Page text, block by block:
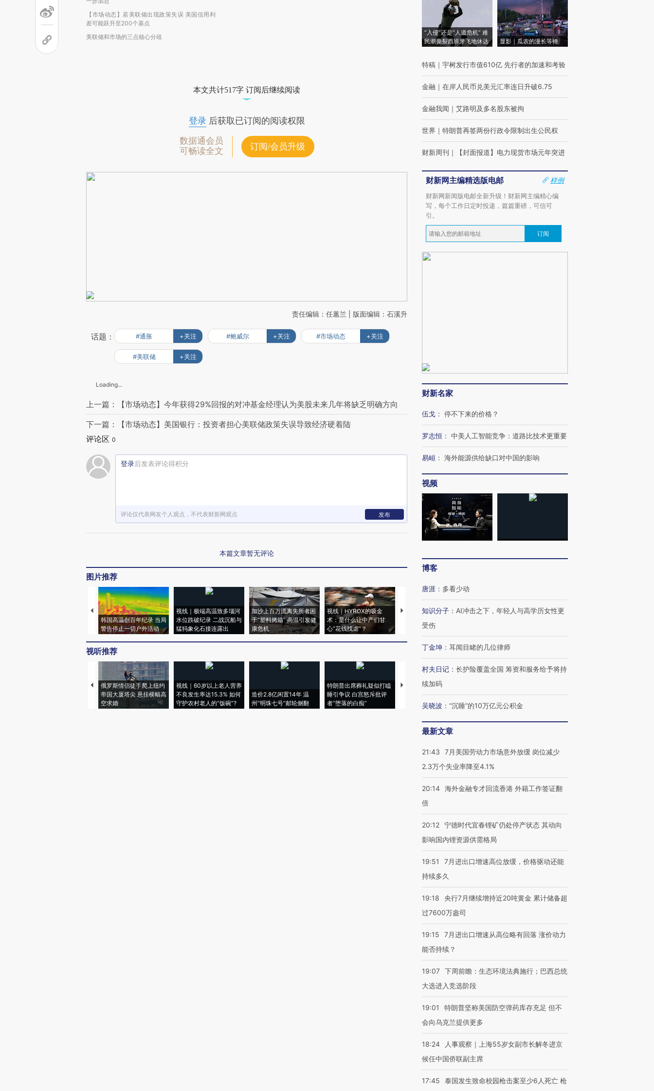
【市场动态】若美联储出现政策失误 美国信用利
差可能跃升至200个基点
美联储和市场的三点核心分歧
本文共计517字 订阅后继续阅读
登录后获取已订阅的阅读权限
数据通会员
可畅读全文
订阅/会员升级
责任编辑：任蕙兰 | 版面编辑：石溪升
话题： #通胀 +关注 #鲍威尔 +关注 #市场动态 +关注
#美联储 +关注
Loading...
上一篇：【市场动态】今年获得29%回报的对冲基金经理认为美股未来几年将缺乏明确方向
下一篇：【市场动态】美国银行：投资者担心美联储政策失误导致经济硬着陆
评论区 0
登录后发表评论得积分
评论仅代表网友个人观点，不代表财新网观点 发布
本篇文章暂无评论
图片推荐
韩国高温创百年纪录 当局
警告停止一切户外活动
视线｜极端高温致多瑙河
水位跌破纪录 二战沉船与
猛犸象化石接连露出
加沙上百万流离失所者困
于“塑料烤箱” 高温引发健
康危机
视线｜HYROX的吸金
术：是什么让中产们甘
心“花钱找虐”？
马航飞行员跨国走私7万
视线｜被称为“蟑螂”的印
视线｜“入侵”还是“人道危
视听推荐
俄罗斯情侣徒手爬上纽约
帝国大厦塔尖 悬挂横幅高
空求婚
视线｜60岁以上老人营养
不良发生率达15.3% 如何
守护农村老人的“饭碗”?
造价2.8亿闲置14年 温
州“明珠七号”邮轮侧翻
特朗普出席葬礼疑似打瞌
睡引争议 白宫怒斥批评
者“堕落的白痴”
视线｜全球最热百城独占
97个 印度如何熬过48°C
38岁梅西上演帽子戏法
阿根廷3-0阿尔及利亚
韩国高温创百年纪录 当局
“入侵”还是“人道危机” 难
民潮撕裂西班牙飞地休达
显影｜瓜农的漫长等待
特稿 ｜ 宇树发行市值610亿 先行者的加速和考验
金融 ｜ 在岸人民币兑美元汇率连日升破6.75
金融我闻 ｜ 艾路明及多名股东被拘
世界 ｜ 特朗普再签两份行政令限制出生公民权
财新周刊 ｜ 【封面报道】电力现货市场元年突进
财新网主编精选版电邮
样例
财新网新闻版电邮全新升级！财新网主编精心编
写，每个工作日定时投递，篇篇重磅，可信可
引。
订阅
财新名家
伍戈 ： 停不下来的价格？
罗志恒 ： 中美人工智能竞争：道路比技术更重要
易峘 ： 海外能源供给缺口对中国的影响
视频
博客
唐涯 ： 多看少动
知识分子 ： AI冲击之下，年轻人与高学历女性更
受伤
丁金坤 ： 耳闻目睹的几位律师
村夫日记 ： 长护险覆盖全国 筹资和服务给予将持
续加码
吴晓波 ： “沉睡”的10万亿元公积金
最新文章
21:43
7月美国劳动力市场意外放缓 岗位减少
2.3万个失业率降至4.1%
20:14 海外金融专才回流香港 外籍工作签证翻
倍
20:12 宁德时代宜春锂矿仍处停产状态 其动向
影响国内锂资源供需格局
19:51
7月进出口增速高位放缓，价格驱动还能
持续多久
19:18
央行7月继续增持近20吨黄金 累计储备超
过7600万盎司
19:15
7月进出口增速从高位略有回落 涨价动力
能否持续？
19:07 下周前瞻：生态环境法典施行；巴西总统
大选进入竞选阶段
19:01
特朗普坚称美国防空弹药库存充足 但不
会向乌克兰提供更多
18:24
人事观察｜上海55岁女副市长解冬进京
候任中国侨联副主席
17:45 泰国发生致命校园枪击案至少6人死亡 枪